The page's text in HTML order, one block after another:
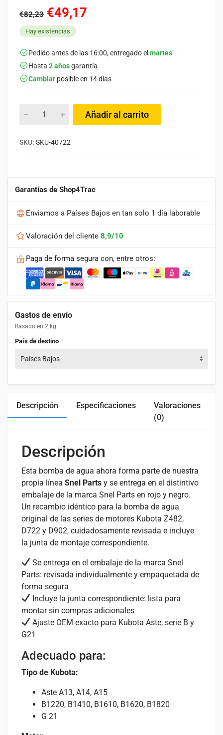
€82,23 €49,17
Hay existencias
Pedido antes de las 16:00, entregado elmartes
Hasta 2 añosgarantía
Cambiar posible en 14 días
Añadir al carrito
SKU: SKU-40722
Garantías de Shop4Trac
Enviamos a Países Bajos en tan solo 1 día laborable
Valoración del cliente 8,9/10
Paga de forma segura con, entre otros:
Gastos de envío
Basado en 2 kg
País de destino
Países Bajos
Descripción Especificaciones
Valoraciones
(0)
Descripción
Esta bomba de agua ahora forma parte de nuestra
propia línea Snel Parts y se entrega en el distintivo
embalaje de la marca Snel Parts en rojo y negro.
Un recambio idéntico para la bomba de agua
original de las series de motores Kubota Z482,
D722 y D902, cuidadosamente revisada e incluye
la junta de montaje correspondiente.
Se entrega en el embalaje de la marca Snel
Parts: revisada individualmente y empaquetada de
forma segura
Incluye la junta correspondiente: lista para
montar sin compras adicionales
Ajuste OEM exacto para Kubota Aste, serie B y
G21
Adecuado para:
Tipo de Kubota:
Aste A13, A14, A15
B1220, B1410, B1610, B1620, B1820
G 21